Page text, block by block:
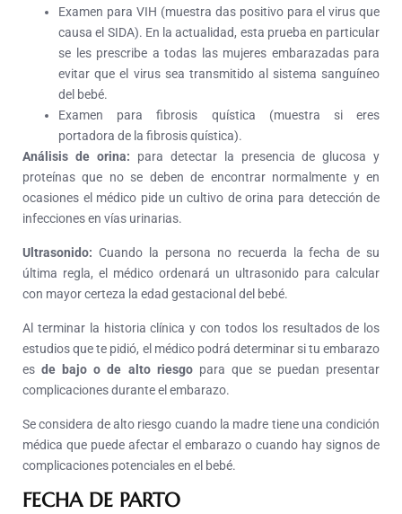
Examen para VIH (muestra das positivo para el virus que
causa el SIDA). En la actualidad, esta prueba en particular
se les prescribe a todas las mujeres embarazadas para
evitar que el virus sea transmitido al sistema sanguíneo
del bebé.
Examen para fibrosis quística (muestra si eres
portadora de la fibrosis quística).
Análisis de orina: para detectar la presencia de glucosa y
proteínas que no se deben de encontrar normalmente y en
ocasiones el médico pide un cultivo de orina para detección de
infecciones en vías urinarias.
Ultrasonido: Cuando la persona no recuerda la fecha de su
última regla, el médico ordenará un ultrasonido para calcular
con mayor certeza la edad gestacional del bebé.
Al terminar la historia clínica y con todos los resultados de los
estudios que te pidió, el médico podrá determinar si tu embarazo
esde bajo o de alto riesgopara que se puedan presentar
complicaciones durante el embarazo.
Se considera de alto riesgo cuando la madre tiene una condición
médica que puede afectar el embarazo o cuando hay signos de
complicaciones potenciales en el bebé.
FECHA DE PARTO